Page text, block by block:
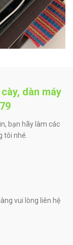
dàn máy
bạn hãy làm các
tôi nhé.
vui lòng liên hệ